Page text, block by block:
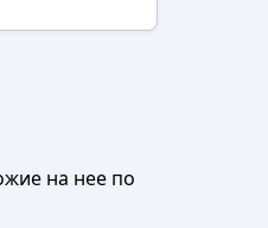
на нее по